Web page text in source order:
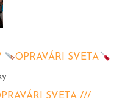
OPRAVÁRI SVETA
SVETA ///